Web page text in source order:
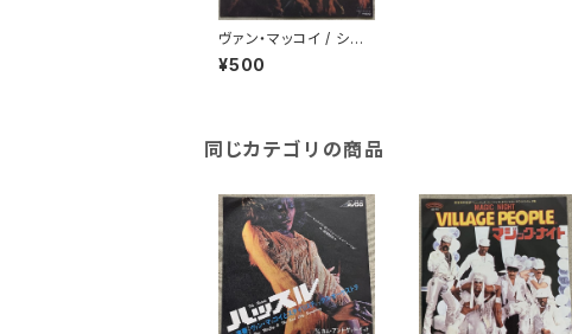
ヴァン・マッコイ / シャッ
フル
¥500
同じカテゴリの商品